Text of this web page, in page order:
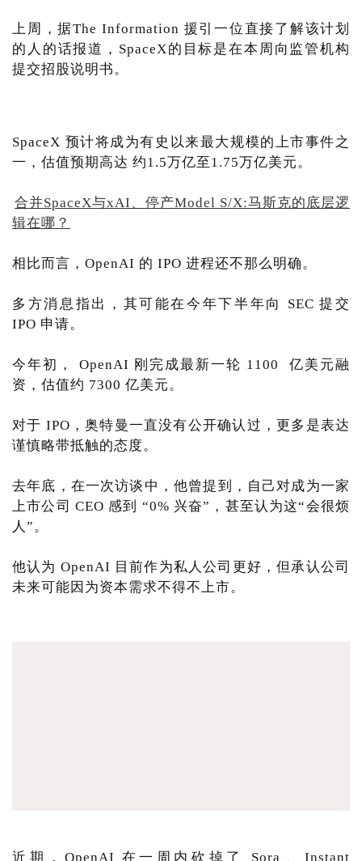
上周，据The Information 援引一位直接了解该计划
的人的话报道，SpaceX的目标是在本周向监管机构
提交招股说明书。
SpaceX 预计将成为有史以来最大规模的上市事件之
一，估值预期高达 约1.5万亿至1.75万亿美元。
合并SpaceX与xAI、停产Model S/X:马斯克的底层逻
辑在哪？
相比而言，OpenAI 的 IPO 进程还不那么明确。
多方消息指出，其可能在今年下半年向 SEC 提交
IPO 申请。
今年初， OpenAI 刚完成最新一轮 1100 亿美元融
资，估值约 7300 亿美元。
对于 IPO，奥特曼一直没有公开确认过，更多是表达
谨慎略带抵触的态度。
去年底，在一次访谈中，他曾提到，自己对成为一家
上市公司 CEO 感到 “0% 兴奋”，甚至认为这“会很烦
人”。
他认为 OpenAI 目前作为私人公司更好，但承认公司
未来可能因为资本需求不得不上市。
近期，OpenAI 在一周内砍掉了 Sora 、Instant